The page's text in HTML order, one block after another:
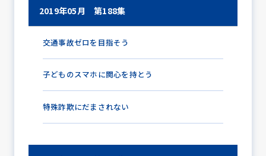
2019年05月 第188集
交通事故ゼロを目指そう
子どものスマホに関心を持とう
特殊詐欺にだまされない